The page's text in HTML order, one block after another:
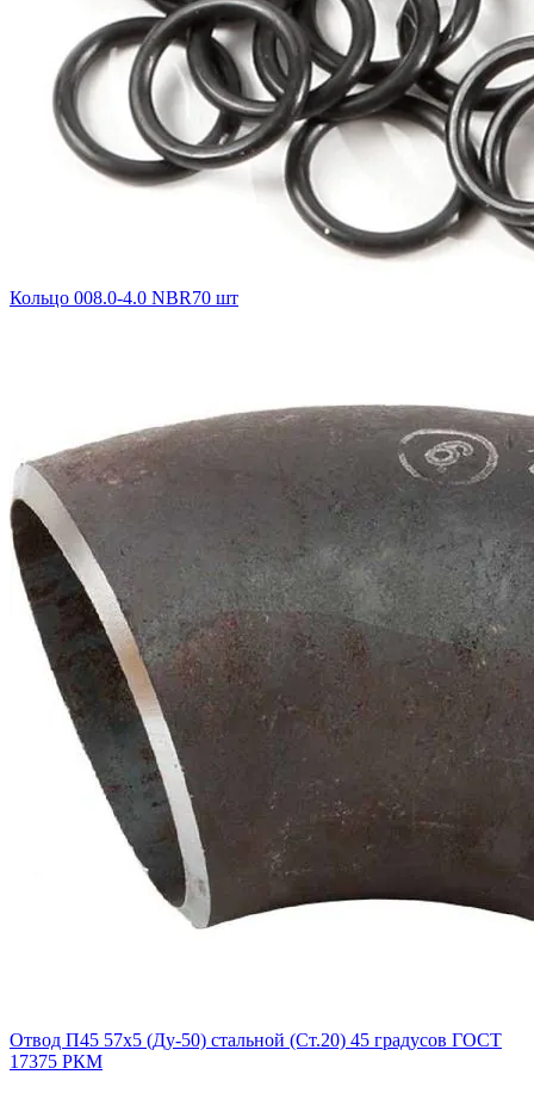
Кольцо 008.0-4.0 NBR70 шт
Отвод П45 57х5 (Ду-50) стальной (Ст.20) 45 градусов ГОСТ
17375 РКМ